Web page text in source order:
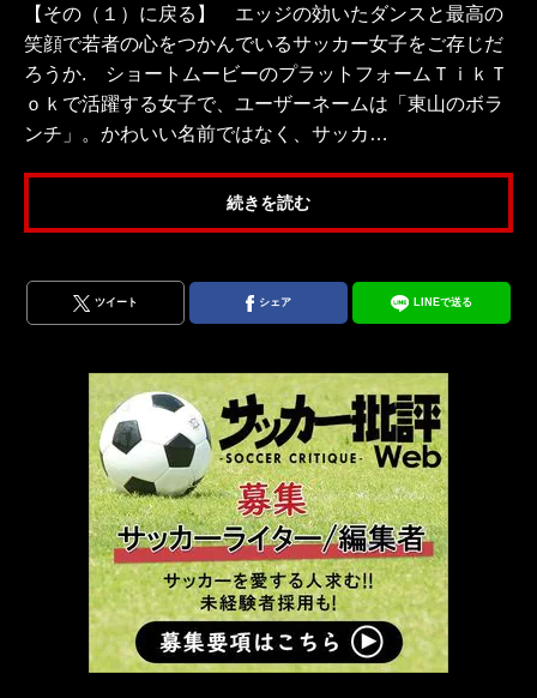
【その（１）に戻る】 エッジの効いたダンスと最高の
笑顔で若者の心をつかんでいるサッカー女子をご存じだ
ろうか. ショートムービーのプラットフォームＴｉｋＴ
ｏｋで活躍する女子で、ユーザーネームは「東山のボラ
ンチ」。かわいい名前ではなく、サッカ…
続きを読む
ツイート シェア LINEで送る